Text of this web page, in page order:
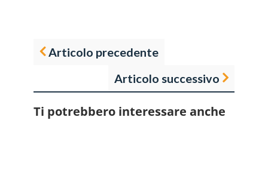
Articolo precedente
Articolo successivo
Ti potrebbero interessare anche